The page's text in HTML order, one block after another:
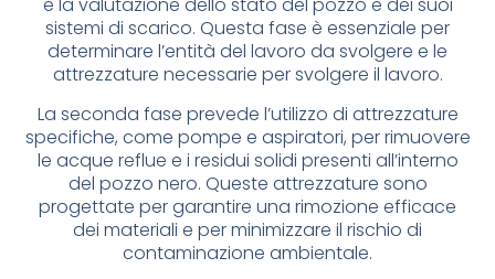
e la valutazione dello stato del pozzo e dei suoi
sistemi di scarico. Questa fase è essenziale per
determinare l’entità del lavoro da svolgere e le
attrezzature necessarie per svolgere il lavoro.
La seconda fase prevede l’utilizzo di attrezzature
specifiche, come pompe e aspiratori, per rimuovere
le acque reflue e i residui solidi presenti all’interno
del pozzo nero. Queste attrezzature sono
progettate per garantire una rimozione efficace
dei materiali e per minimizzare il rischio di
contaminazione ambientale.